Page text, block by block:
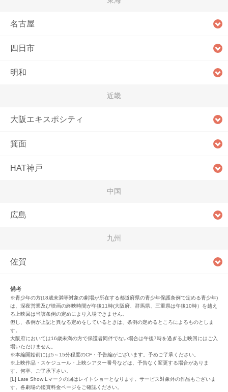
名古屋
四日市
明和
近畿
大阪エキスポシティ
箕面
HAT神戸
中国
広島
九州
佐賀
備考
※青少年の方(18歳未満等対象の劇場が所在する都道府県の青少年保護条例で定める青少年)
は、深夜営業及び映画の終映時間が午後11時(大阪府、群馬県、三重県は午後10時）を越え
る上映回は当該条例の定めにより入場できません。
但し、条例が上記と異なる定めをしているときは、条例の定めるところによるものとしま
す。
大阪府においては16歳未満の方で保護者同伴でない場合は午後7時を過ぎる上映回にはご入
場いただけません。
※本編開始前には5～15分程度のCF・予告編がございます。予めご了承ください。
※上映作品・スケジュール・上映シアター番号などは、予告なく変更する場合がありま
す。何卒、ご了承下さい。
[L] Late Show Lマークの回はレイトショーとなります。サービス対象外の作品もございま
す。各劇場の鑑賞料金ページをご確認ください。